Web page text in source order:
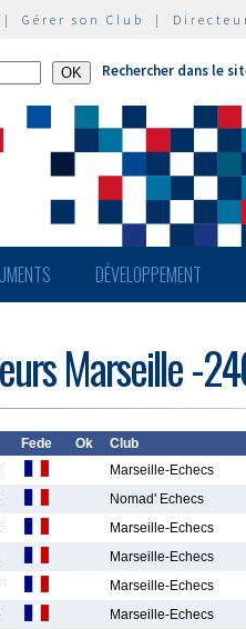
| Gérer son Club |
Rechercher dans le
DÉVELOPPEMENT
Marseille -
Fede Ok
Club
Marseille-Echecs
Nomad' Echecs
Marseille-Echecs
Marseille-Echecs
Marseille-Echecs
Marseille-Echecs